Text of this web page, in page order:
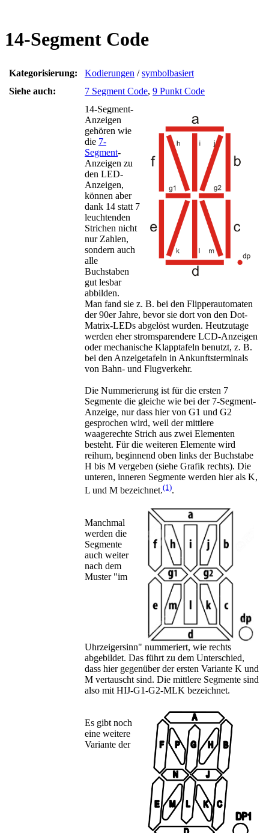
14-Segment Code
Kategorisierung: Kodierungen /symbolbasiert
Siehe auch:
7 Segment Code, 9 Punkt Code
14-Segment-
Anzeigen
gehören wie
die 7-
Segment-
Anzeigen zu
den LED-
Anzeigen,
können aber
dank 14 statt 7
leuchtenden
Strichen nicht
nur Zahlen,
sondern auch
alle
Buchstaben
gut lesbar
abbilden.
Man fand sie z. B. bei den Flipperautomaten
der 90er Jahre, bevor sie dort von den Dot-
Matrix-LEDs abgelöst wurden. Heutzutage
werden eher stromsparendere LCD-Anzeigen
oder mechanische Klapptafeln benutzt, z. B.
bei den Anzeigetafeln in Ankunftsterminals
von Bahn- und Flugverkehr.
Die Nummerierung ist für die ersten 7
Segmente die gleiche wie bei der 7-Segment-
Anzeige, nur dass hier von G1 und G2
gesprochen wird, weil der mittlere
waagerechte Strich aus zwei Elementen
besteht. Für die weiteren Elemente wird
reihum, beginnend oben links der Buchstabe
H bis M vergeben (siehe Grafik rechts). Die
unteren, inneren Segmente werden hier als K,
L und M bezeichnet.(1).
Manchmal
werden die
Segmente
auch weiter
nach dem
Muster "im
Uhrzeigersinn" nummeriert, wie rechts
abgebildet. Das führt zu dem Unterschied,
dass hier gegenüber der ersten Variante K und
M vertauscht sind. Die mittlere Segmente sind
also mit HIJ-G1-G2-MLK bezeichnet.
Es gibt noch
eine weitere
Variante der